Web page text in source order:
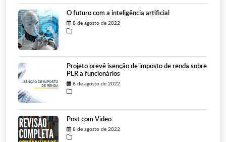
O futuro com a inteligência artificial
8 de agosto de 2022
Projeto prevê isenção de imposto de renda sobre
PLR a funcionários
8 de agosto de 2022
Post com Video
8 de agosto de 2022